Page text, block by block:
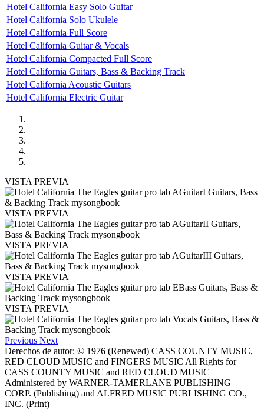
Hotel California Easy Solo Guitar
Hotel California Solo Ukulele
Hotel California Full Score
Hotel California Guitar & Vocals
Hotel California Compacted Full Score
Hotel California Guitars, Bass & Backing Track
Hotel California Acoustic Guitars
Hotel California Electric Guitar
VISTA PREVIA
VISTA PREVIA
VISTA PREVIA
VISTA PREVIA
VISTA PREVIA
Previous Next
Derechos de autor: © 1976 (Renewed) CASS COUNTY MUSIC,
RED CLOUD MUSIC and FINGERS MUSIC All Rights for
CASS COUNTY MUSIC and RED CLOUD MUSIC
Administered by WARNER-TAMERLANE PUBLISHING
CORP. (Publishing) and ALFRED MUSIC PUBLISHING CO.,
INC. (Print)